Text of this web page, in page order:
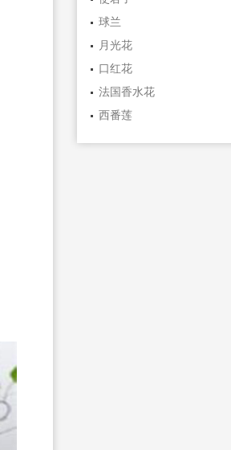
球兰
月光花
口红花
法国香水花
西番莲